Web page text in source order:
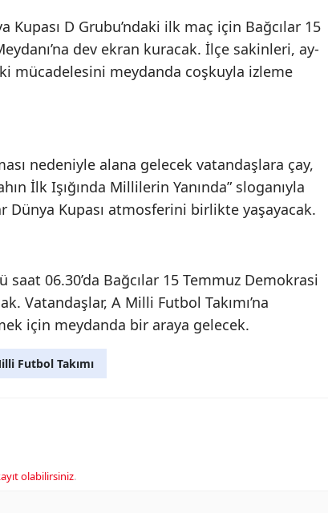
Kupası D Grubu’ndaki ilk maç için Bağcılar 15
dev ekran kuracak. İlçe sakinleri, ay-
mücadelesini meydanda coşkuyla izleme
nedeniyle alana gelecek vatandaşlara çay,
İlk Işığında Millilerin Yanında” sloganıyla
Dünya Kupası atmosferini birlikte yaşayacak.
06.30’da Bağcılar 15 Temmuz Demokrasi
Vatandaşlar, A Milli Futbol Takımı’na
için meydanda bir araya gelecek.
Futbol Takımı
olabilirsiniz.